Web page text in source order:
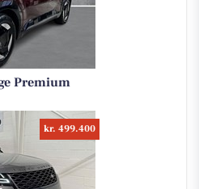
Premium
kr. 499.400